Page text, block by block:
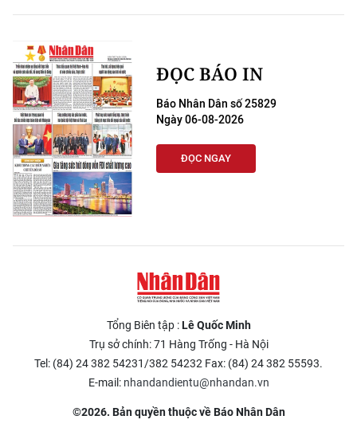
ĐỌC BÁO IN
Báo Nhân Dân số 25829
Ngày 06-08-2026
ĐỌC NGAY
Tổng Biên tập :Lê Quốc Minh
Trụ sở chính: 71 Hàng Trống - Hà Nội
Tel: (84) 24 382 54231/382 54232 Fax: (84) 24 382 55593.
E-mail: nhandandientu@nhandan.vn
©2026. Bản quyền thuộc về Báo Nhân Dân